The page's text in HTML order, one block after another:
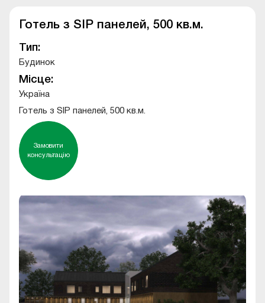
Готель з SIP панелей, 500 кв.м.
Тип:
Будинок
Місце:
Україна
Готель з SIP панелей, 500 кв.м.
Замовити
консультацію